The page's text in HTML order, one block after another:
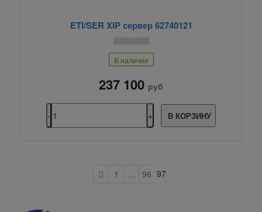
ETI/SER XIP сервер 62740121
В наличии
237 100 руб
В КОРЗИНУ
1 ... 96 97